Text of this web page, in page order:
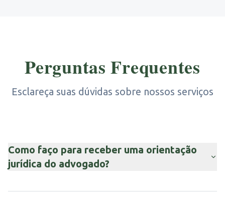
Perguntas Frequentes
Esclareça suas dúvidas sobre nossos serviços
Como faço para receber uma orientação
jurídica do advogado?